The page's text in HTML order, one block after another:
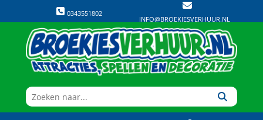
0343551802
INFO@BROEKIESVERHUUR.NL